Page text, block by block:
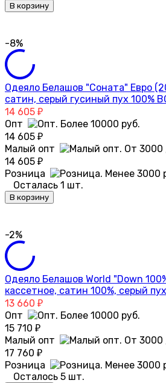
В корзину
-8%
Одеяло Белашов "Соната" Евро
сатин, серый гусиный пух 100%
14 605 ₽
Опт
14 605 ₽
Малый опт
14 605 ₽
Розница
Осталась 1 шт.
В корзину
-2%
Одеяло Белашов World "Down
кассетное, сатин 100%, серый
13 660 ₽
Опт
15 710 ₽
Малый опт
17 760 ₽
Розница
Осталось 5 шт.